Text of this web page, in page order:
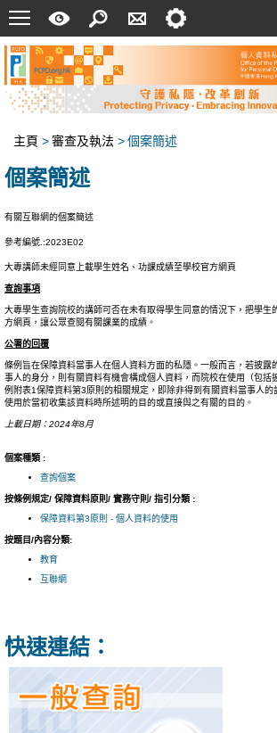
菜
單
速
指
南
索
絡
我
定
主頁 >審查及執法 >個案簡述
個案簡述
有關互聯網的個案簡述
參考編號.:2023E02
大專講師未經同意上載學生姓名、功課成績至學校官方網頁
查詢事項
大專學生查詢院校的講師可否在未有取得學生同意的情況下，把學生
方網頁，讓公眾查閱有關課業的成績。
公署的回覆
條例旨在保障資料當事人在個人資料方面的私隱。一般而言，若披露
事人的身分，則有關資料有機會構成個人資料，而院校在使用（包括
例附表1保障資料第3原則的相關規定，即除非得到有關資料當事人
使用於當初收集該資料時所述明的目的或直接與之有關的目的。
上載日期：2024年8月
個案種類 :
查詢個案
按條例規定/ 保障資料原則/ 實務守則/ 指引分類 :
保障資料第3原則 - 個人資料的使用
按題目/內容分類:
教育
互聯網
快速連結：